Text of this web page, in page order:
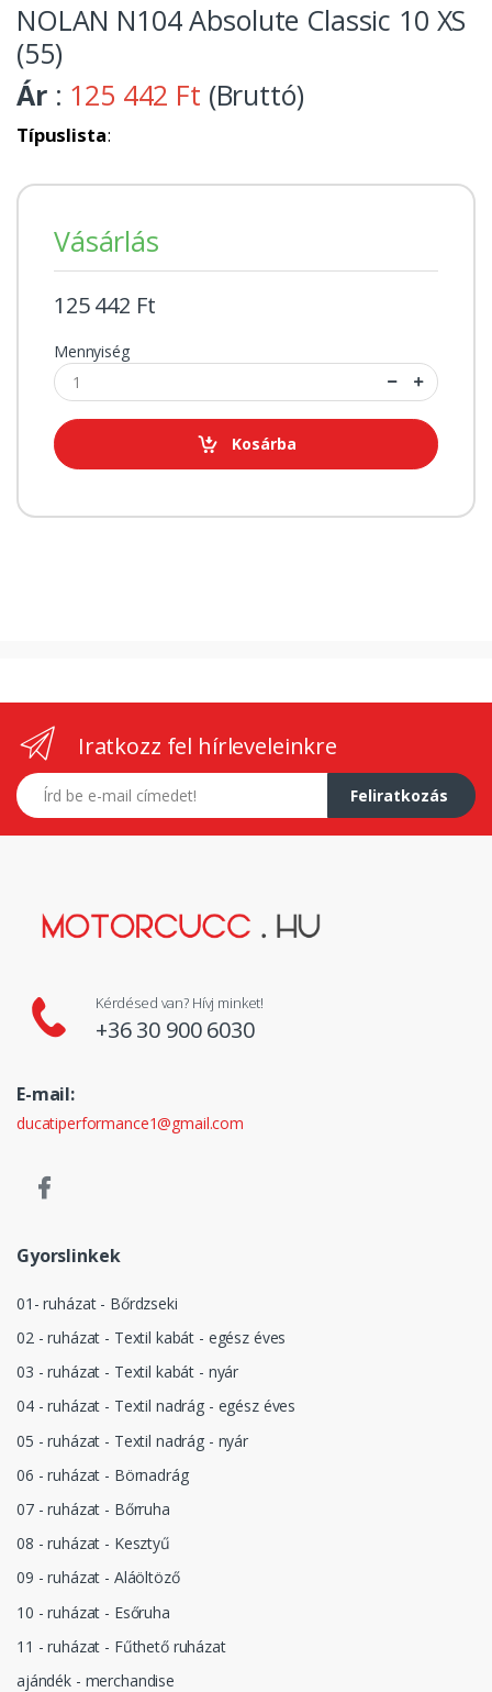
NOLAN N104 Absolute Classic 10 XS
(55)
Ár : 125 442 Ft (Bruttó)
Típuslista:
Vásárlás
125 442 Ft
Mennyiség
Kosárba
Iratkozz fel hírleveleinkre
E-mail címed
Feliratkozás
Kérdésed van? Hívj minket!
+36 30 900 6030
E-mail:
ducatiperformance1@gmail.com
Gyorslinkek
01- ruházat - Bőrdzseki
02 - ruházat - Textil kabát - egész éves
03 - ruházat - Textil kabát - nyár
04 - ruházat - Textil nadrág - egész éves
05 - ruházat - Textil nadrág - nyár
06 - ruházat - Börnadrág
07 - ruházat - Bőrruha
08 - ruházat - Kesztyű
09 - ruházat - Aláöltöző
10 - ruházat - Esőruha
11 - ruházat - Fűthető ruházat
ajándék - merchandise